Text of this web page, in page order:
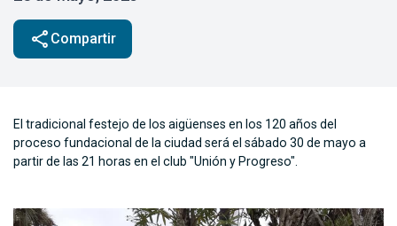
share Compartir
El tradicional festejo de los aigüenses en los 120 años del
proceso fundacional de la ciudad será el sábado 30 de mayo a
partir de las 21 horas en el club "Unión y Progreso".